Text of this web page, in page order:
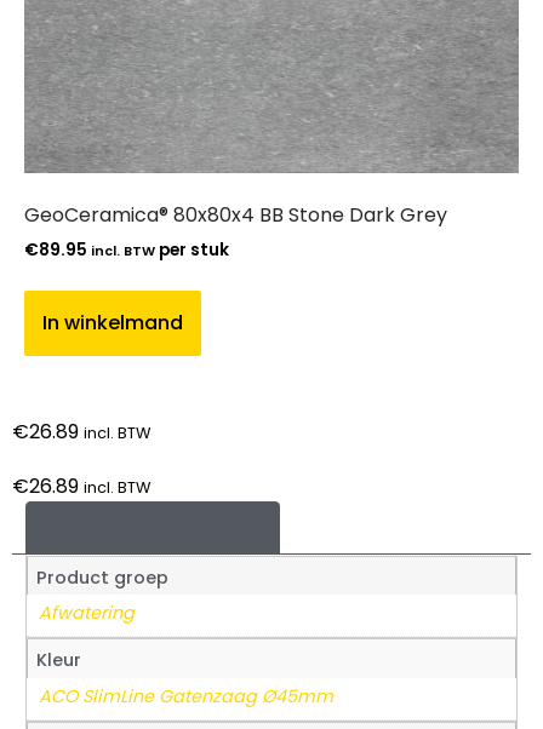
GeoCeramica® 80x80x4 BB Stone Dark Grey
€89.95 incl. BTW per stuk
In winkelmand
€26.89 incl. BTW
€26.89 incl. BTW
Product groep
Afwatering
Kleur
ACO SlimLine Gatenzaag Ø45mm